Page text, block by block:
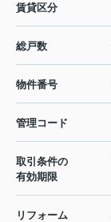
賃貸区分
総戸数
物件番号
管理コード
取引条件の
有効期限
リフォーム